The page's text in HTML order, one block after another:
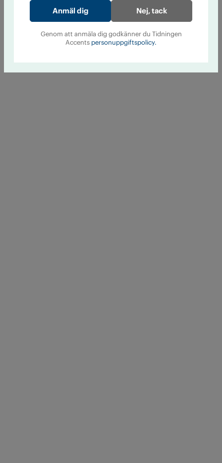
Nej, tack
Genom att anmäla dig godkänner du Tidningen
Accents personuppgiftspolicy.